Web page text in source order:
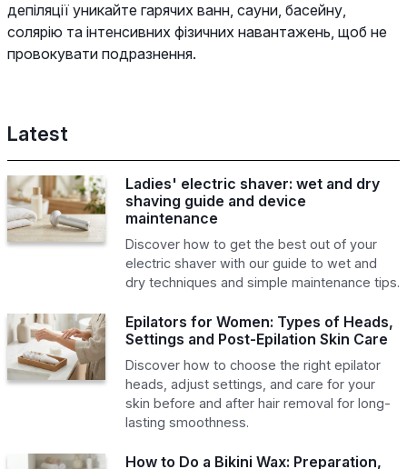
депіляції уникайте гарячих ванн, сауни, басейну,
солярію та інтенсивних фізичних навантажень, щоб не
провокувати подразнення.
Latest
Ladies' electric shaver: wet and dry
shaving guide and device
maintenance
Discover how to get the best out of your
electric shaver with our guide to wet and
dry techniques and simple maintenance tips.
Epilators for Women: Types of Heads,
Settings and Post-Epilation Skin Care
Discover how to choose the right epilator
heads, adjust settings, and care for your
skin before and after hair removal for long-
lasting smoothness.
How to Do a Bikini Wax: Preparation,